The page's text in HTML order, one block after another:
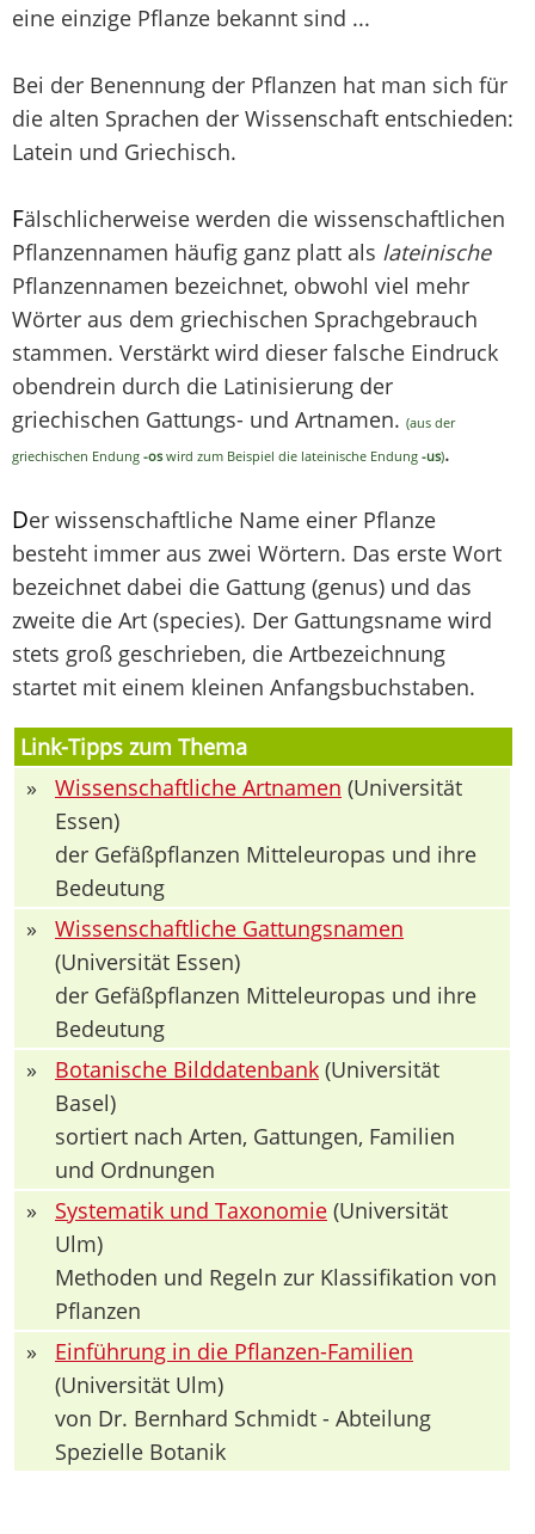
eine einzige Pflanze bekannt sind ...
Bei der Benennung der Pflanzen hat man sich für
die alten Sprachen der Wissenschaft entschieden:
Latein und Griechisch.
Fälschlicherweise werden die wissenschaftlichen
Pflanzennamen häufig ganz platt als lateinische
Pflanzennamen bezeichnet, obwohl viel mehr
Wörter aus dem griechischen Sprachgebrauch
stammen. Verstärkt wird dieser falsche Eindruck
obendrein durch die Latinisierung der
griechischen Gattungs- und Artnamen. (aus der
griechischen Endung -os wird zum Beispiel die lateinische Endung -us).
Der wissenschaftliche Name einer Pflanze
besteht immer aus zwei Wörtern. Das erste Wort
bezeichnet dabei die Gattung (genus) und das
zweite die Art (species). Der Gattungsname wird
stets groß geschrieben, die Artbezeichnung
startet mit einem kleinen Anfangsbuchstaben.
Link-Tipps zum Thema
»
Wissenschaftliche Artnamen (Universität
Essen)
der Gefäßpflanzen Mitteleuropas und ihre
Bedeutung
»
Wissenschaftliche Gattungsnamen
(Universität Essen)
der Gefäßpflanzen Mitteleuropas und ihre
Bedeutung
»
Botanische Bilddatenbank (Universität
Basel)
sortiert nach Arten, Gattungen, Familien
und Ordnungen
»
Systematik und Taxonomie (Universität
Ulm)
Methoden und Regeln zur Klassifikation von
Pflanzen
»
Einführung in die Pflanzen-Familien
(Universität Ulm)
von Dr. Bernhard Schmidt - Abteilung
Spezielle Botanik